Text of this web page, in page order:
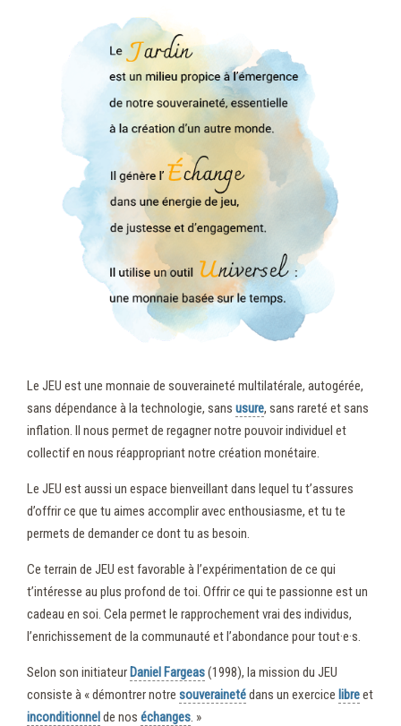
Le JEU est une monnaie de souveraineté multilatérale, autogérée,
sans dépendance à la technologie, sans usure, sans rareté et sans
inflation. Il nous permet de regagner notre pouvoir individuel et
collectif en nous réappropriant notre création monétaire.
Le JEU est aussi un espace bienveillant dans lequel tu t’assures
d’offrir ce que tu aimes accomplir avec enthousiasme, et tu te
permets de demander ce dont tu as besoin.
Ce terrain de JEU est favorable à l’expérimentation de ce qui
t’intéresse au plus profond de toi. Offrir ce qui te passionne est un
cadeau en soi. Cela permet le rapprochement vrai des individus,
l’enrichissement de la communauté et l’abondance pour tout·e·s.
Selon son initiateur Daniel Fargeas(1998), la mission du JEU
consiste à « démontrer notre souverainetédans un exercice libreet
inconditionnelde nos échanges. »